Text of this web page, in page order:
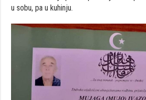
u sobu, pa u kuhinju.